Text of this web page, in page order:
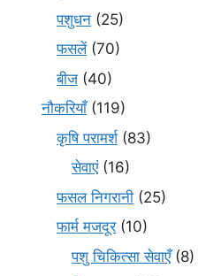
पशुधन (25)
फसलें(70)
बीज (40)
नौकरियाँ(119)
कृषि परामर्श(83)
सेवाएं(16)
फसल निगरानी (25)
फार्म मजदूर(10)
पशु चिकित्सा सेवाएँ(8)